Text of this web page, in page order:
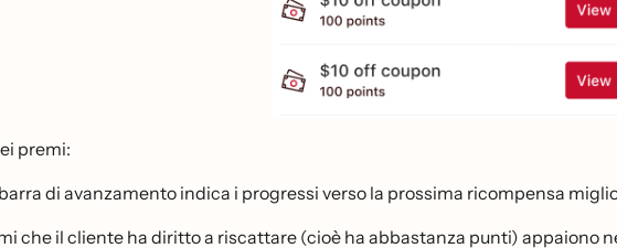
premi:
di avanzamento indica i progressi verso la prossima ricompensa
che il cliente ha diritto a riscattare (cioè ha abbastanza punti) appaiono